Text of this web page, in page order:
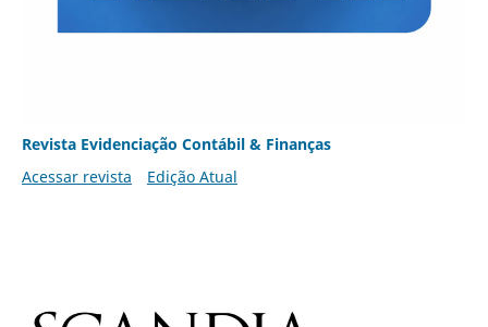
Revista Evidenciação Contábil & Finanças
Acessar revista
Edição Atual